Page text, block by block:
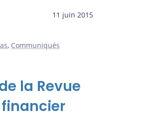
11 juin 2015
, Communiqués
la Revue